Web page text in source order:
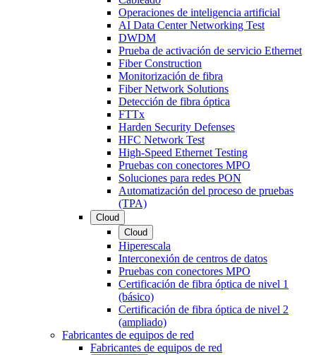
Operaciones de inteligencia artificial
AI Data Center Networking Test
DWDM
Prueba de activación de servicio Ethernet
Fiber Construction
Monitorización de fibra
Fiber Network Solutions
Detección de fibra óptica
FTTx
Harden Security Defenses
HFC Network Test
High-Speed Ethernet Testing
Pruebas con conectores MPO
Soluciones para redes PON
Automatización del proceso de pruebas
(TPA)
Cloud
Cloud
Hiperescala
Interconexión de centros de datos
Pruebas con conectores MPO
Certificación de fibra óptica de nivel 1
(básico)
Certificación de fibra óptica de nivel 2
(ampliado)
Fabricantes de equipos de red
Fabricantes de equipos de red